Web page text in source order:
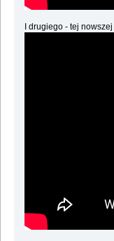
I drugiego - tej nowszej